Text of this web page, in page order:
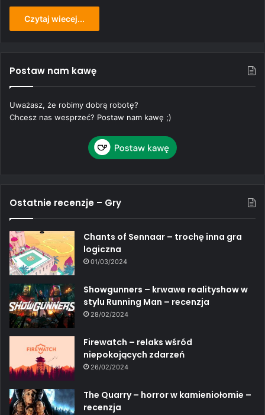
Czytaj wiecej...
Postaw nam kawę
Uważasz, że robimy dobrą robotę?
Chcesz nas wesprzeć? Postaw nam kawę ;)
Ostatnie recenzje – Gry
Chants of Sennaar – trochę inna gra
logiczna
01/03/2024
Showgunners – krwawe realityshow w
stylu Running Man – recenzja
28/02/2024
Firewatch – relaks wśród
niepokojących zdarzeń
26/02/2024
The Quarry – horror w kamieniołomie –
recenzja